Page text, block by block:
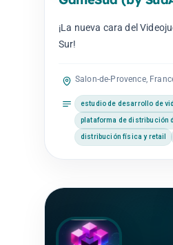
¡La nueva cara del
Sur!
Salon-de-Provence,
estudio de desarrollo de
plataforma de distribución
distribución física y retail